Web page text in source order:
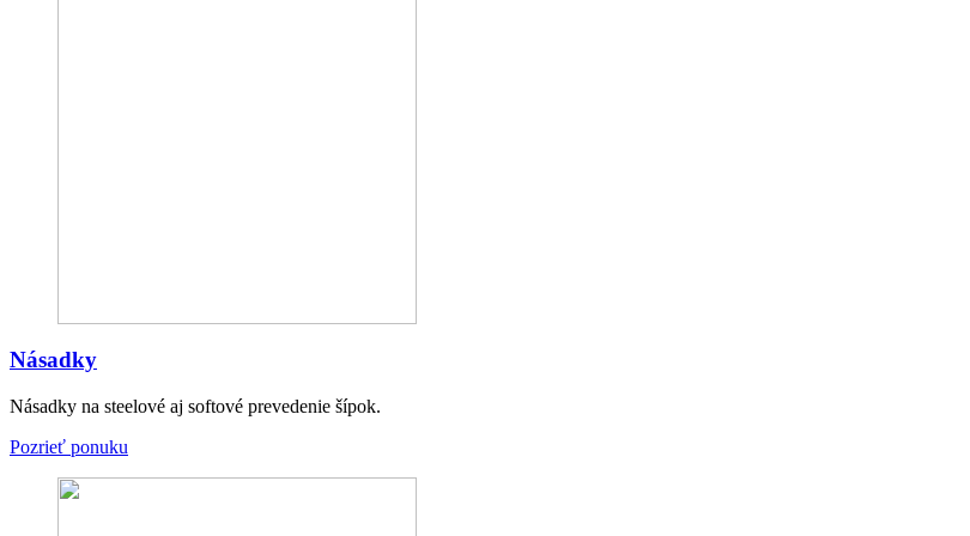
Násadky
Násadky na steelové aj softové prevedenie šípok.
Pozrieť ponuku